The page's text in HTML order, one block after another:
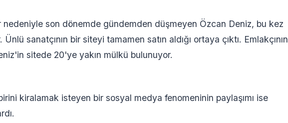
nedeniyle son dönemde gündemden düşmeyen Özcan Deniz, bu kez
sanatçının bir siteyi tamamen satın aldığı ortaya çıktı. Emlakçının
sitede 20'ye yakın mülkü bulunuyor.
kiralamak isteyen bir sosyal medya fenomeninin paylaşımı ise